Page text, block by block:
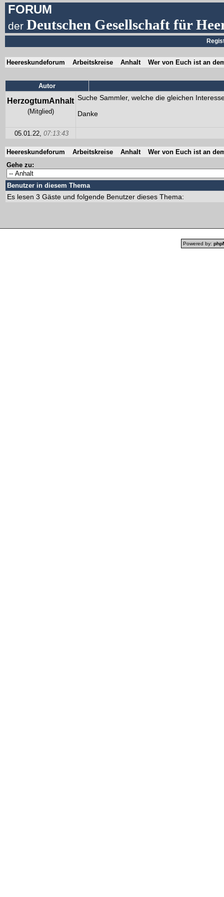
FORUM
derDeutschen Gesellschaft für
Heereskundeforum Arbeitskreise Anhalt Wer von Euch ist an
Autor
HerzogtumAnhalt
(Mitglied)
Suche Sammler, welche die gleichen
Danke
05.01.22, 07:13:43
Heereskundeforum Arbeitskreise Anhalt
Wer von Euch ist an
Gehe zu:
Benutzer in diesem Thema
Es lesen 3 Gäste und folgende Benutzer dieses Thema:
Powered by: